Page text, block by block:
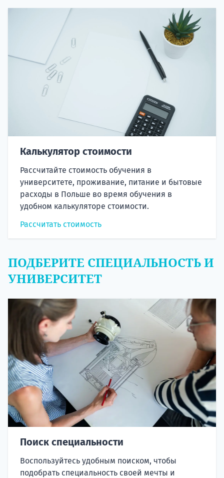
Калькулятор стоимости
Рассчитайте стоимость обучения в
университете, проживание, питание и бытовые
расходы в Польше во время обучения в
удобном калькуляторе стоимости.
Рассчитать стоимость
ПОДБЕРИТЕ СПЕЦИАЛЬНОСТЬ И
УНИВЕРСИТЕТ
Поиск специальности
Воспользуйтесь удобным поиском, чтобы
подобрать специальность своей мечты и